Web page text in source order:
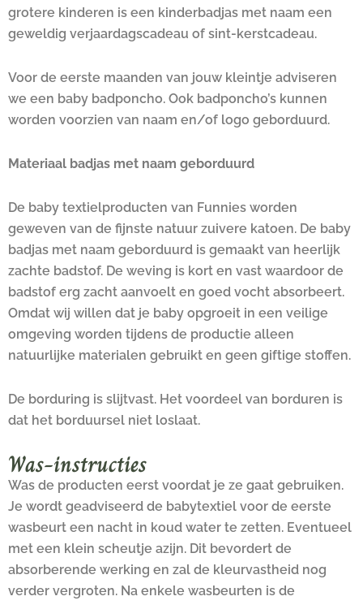
grotere kinderen is een kinderbadjas met naam een
geweldig verjaardagscadeau of sint-kerstcadeau.
Voor de eerste maanden van jouw kleintje adviseren
we een baby badponcho. Ook badponcho’s kunnen
worden voorzien van naam en/of logo geborduurd.
Materiaal badjas met naam geborduurd
De baby textielproducten van Funnies worden
geweven van de fijnste natuur zuivere katoen. De baby
badjas met naam geborduurd is gemaakt van heerlijk
zachte badstof. De weving is kort en vast waardoor de
badstof erg zacht aanvoelt en goed vocht absorbeert.
Omdat wij willen dat je baby opgroeit in een veilige
omgeving worden tijdens de productie alleen
natuurlijke materialen gebruikt en geen giftige stoffen.
De borduring is slijtvast. Het voordeel van borduren is
dat het borduursel niet loslaat.
Was-instructies
Was de producten eerst voordat je ze gaat gebruiken.
Je wordt geadviseerd de babytextiel voor de eerste
wasbeurt een nacht in koud water te zetten. Eventueel
met een klein scheutje azijn. Dit bevordert de
absorberende werking en zal de kleurvastheid nog
verder vergroten. Na enkele wasbeurten is de